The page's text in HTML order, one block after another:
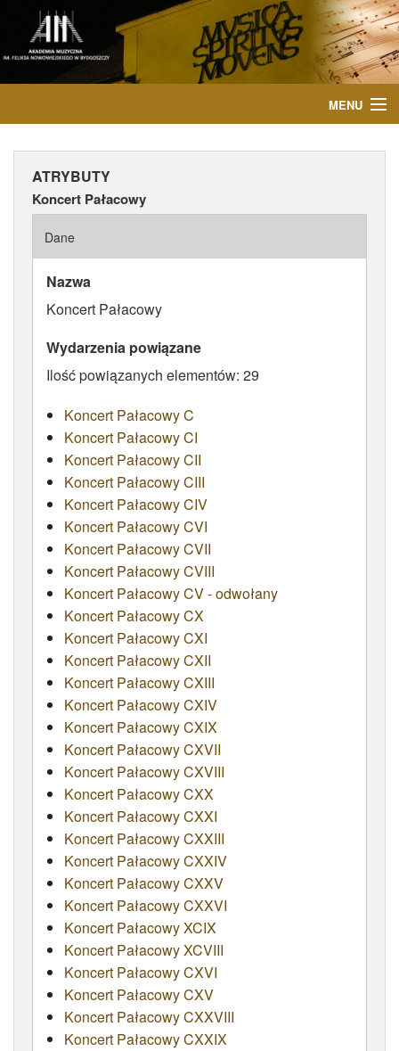
MENU
AKTUALNOŚCI
WYDARZENIA
PUBLIKACJE
ATRYBUTY
ATRYBUTY
Koncert Pałacowy
Dane
Nazwa
Koncert Pałacowy
Wydarzenia powiązane
Ilość powiązanych elementów: 29
Koncert Pałacowy C
Koncert Pałacowy CI
Koncert Pałacowy CII
Koncert Pałacowy CIII
Koncert Pałacowy CIV
Koncert Pałacowy CVI
Koncert Pałacowy CVII
Koncert Pałacowy CVIII
Koncert Pałacowy CV - odwołany
Koncert Pałacowy CX
Koncert Pałacowy CXI
Koncert Pałacowy CXII
Koncert Pałacowy CXIII
Koncert Pałacowy CXIV
Koncert Pałacowy CXIX
Koncert Pałacowy CXVII
Koncert Pałacowy CXVIII
Koncert Pałacowy CXX
Koncert Pałacowy CXXI
Koncert Pałacowy CXXIII
Koncert Pałacowy CXXIV
Koncert Pałacowy CXXV
Koncert Pałacowy CXXVI
Koncert Pałacowy XCIX
Koncert Pałacowy XCVIII
Koncert Pałacowy CXVI
Koncert Pałacowy CXV
Koncert Pałacowy CXXVIII
Koncert Pałacowy CXXIX